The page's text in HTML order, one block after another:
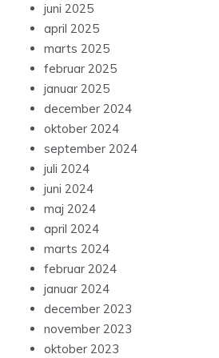
juni 2025
april 2025
marts 2025
februar 2025
januar 2025
december 2024
oktober 2024
september 2024
juli 2024
juni 2024
maj 2024
april 2024
marts 2024
februar 2024
januar 2024
december 2023
november 2023
oktober 2023